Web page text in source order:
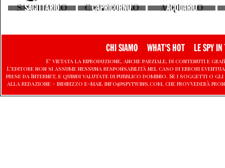
SAGITTARIO CAPRICORNO ACQUARIO
CHI SIAMO WHAT'S HOT LE SPY IN
E' vietata la riproduzione, anche parziale, di contenuti e
L'editore non si assume nessuna responsabilità nel caso di errori
prese da Internet, e quindi valutate di pubblico dominio. Se i soggetti
alla redazione - indirizzo e-mail info@spytwins.com, che provvederà